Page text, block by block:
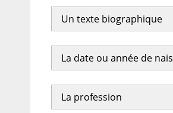
Un texte biographique
La date ou année de
La profession